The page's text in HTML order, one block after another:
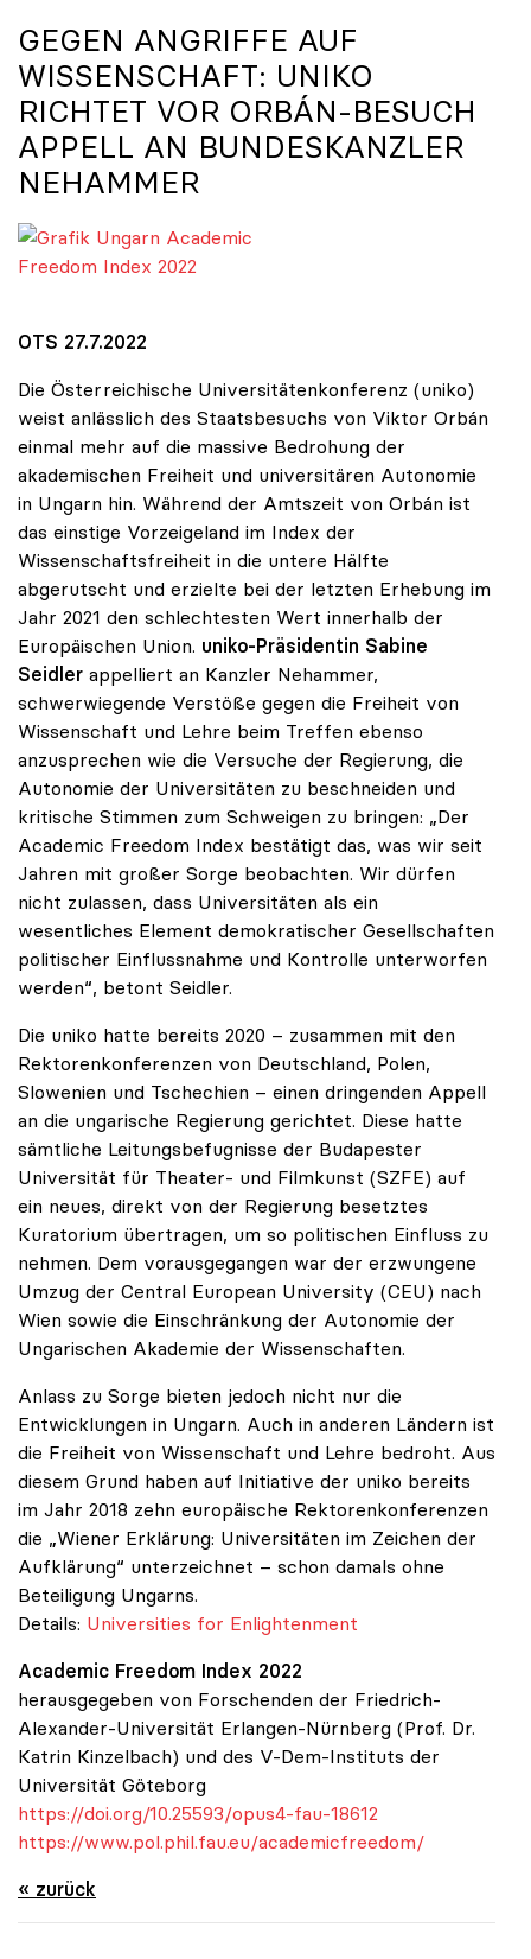
GEGEN ANGRIFFE AUF
WISSENSCHAFT: UNIKO
RICHTET VOR ORBÁN-BESUCH
APPELL AN BUNDESKANZLER
NEHAMMER
OTS 27.7.2022
Die Österreichische Universitätenkonferenz (uniko)
weist anlässlich des Staatsbesuchs von Viktor Orbán
einmal mehr auf die massive Bedrohung der
akademischen Freiheit und universitären Autonomie
in Ungarn hin. Während der Amtszeit von Orbán ist
das einstige Vorzeigeland im Index der
Wissenschaftsfreiheit in die untere Hälfte
abgerutscht und erzielte bei der letzten Erhebung im
Jahr 2021 den schlechtesten Wert innerhalb der
Europäischen Union. uniko-Präsidentin Sabine
Seidler appelliert an Kanzler Nehammer,
schwerwiegende Verstöße gegen die Freiheit von
Wissenschaft und Lehre beim Treffen ebenso
anzusprechen wie die Versuche der Regierung, die
Autonomie der Universitäten zu beschneiden und
kritische Stimmen zum Schweigen zu bringen: „Der
Academic Freedom Index bestätigt das, was wir seit
Jahren mit großer Sorge beobachten. Wir dürfen
nicht zulassen, dass Universitäten als ein
wesentliches Element demokratischer Gesellschaften
politischer Einflussnahme und Kontrolle unterworfen
werden“, betont Seidler.
Die uniko hatte bereits 2020 – zusammen mit den
Rektorenkonferenzen von Deutschland, Polen,
Slowenien und Tschechien – einen dringenden Appell
an die ungarische Regierung gerichtet. Diese hatte
sämtliche Leitungsbefugnisse der Budapester
Universität für Theater- und Filmkunst (SZFE) auf
ein neues, direkt von der Regierung besetztes
Kuratorium übertragen, um so politischen Einfluss zu
nehmen. Dem vorausgegangen war der erzwungene
Umzug der Central European University (CEU) nach
Wien sowie die Einschränkung der Autonomie der
Ungarischen Akademie der Wissenschaften.
Anlass zu Sorge bieten jedoch nicht nur die
Entwicklungen in Ungarn. Auch in anderen Ländern ist
die Freiheit von Wissenschaft und Lehre bedroht. Aus
diesem Grund haben auf Initiative der uniko bereits
im Jahr 2018 zehn europäische Rektorenkonferenzen
die „Wiener Erklärung: Universitäten im Zeichen der
Aufklärung“ unterzeichnet – schon damals ohne
Beteiligung Ungarns.
Details: Universities for Enlightenment
Academic Freedom Index 2022
herausgegeben von Forschenden der Friedrich-
Alexander-Universität Erlangen-Nürnberg (Prof. Dr.
Katrin Kinzelbach) und des V-Dem-Instituts der
Universität Göteborg
https://doi.org/10.25593/opus4-fau-18612
https://www.pol.phil.fau.eu/academicfreedom/
« zurück